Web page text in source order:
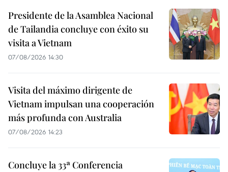
Presidente de la Asamblea Nacional
de Tailandia concluye con éxito su
visita a Vietnam
07/08/2026 14:30
Visita del máximo dirigente de
Vietnam impulsan una cooperación
más profunda con Australia
07/08/2026 14:23
Concluye la 33ª Conferencia